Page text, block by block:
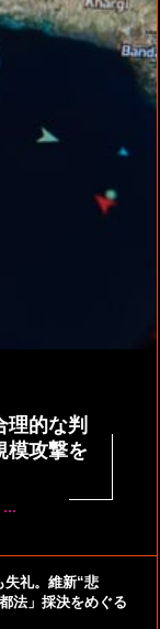
理的な判
模攻撃を
…
失礼。維新“悲
法」採決をめぐる